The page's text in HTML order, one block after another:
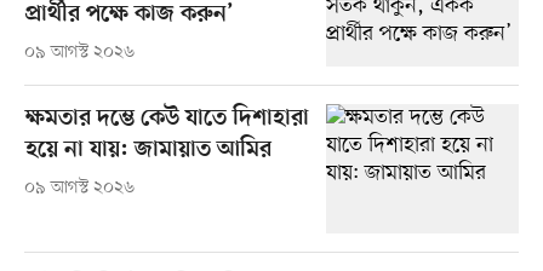
প্রার্থীর পক্ষে কাজ করুন’
০৯ আগস্ট ২০২৬
ক্ষমতার দম্ভে কেউ যাতে দিশাহারা
হয়ে না যায়: জামায়াত আমির
০৯ আগস্ট ২০২৬